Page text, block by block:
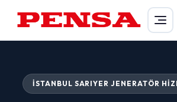
PENSA Generator
İSTANBUL SARIYER JENERATÖR